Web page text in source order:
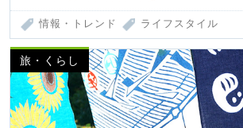
情報・トレンド ライフスタイル
旅・くらし